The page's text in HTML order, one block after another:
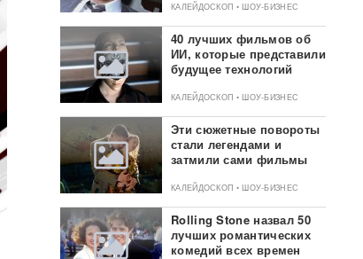
КАЛЕЙДОСКОП • ШОУ-БИЗНЕС
40 лучших фильмов об
ИИ, которые представили
будущее технологий
КАЛЕЙДОСКОП • ШОУ-БИЗНЕС
Эти сюжетные повороты
стали легендами и
затмили сами фильмы
КАЛЕЙДОСКОП • ШОУ-БИЗНЕС
Rolling Stone назвал 50
лучших романтических
комедий всех времен